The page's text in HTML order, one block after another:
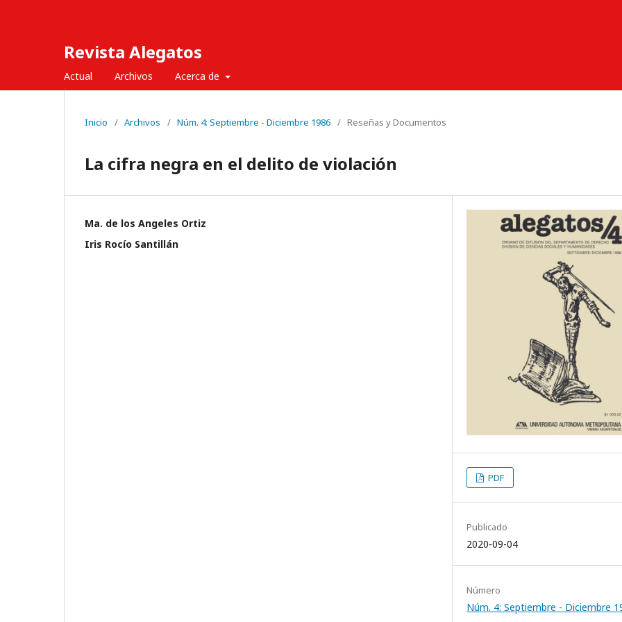
Revista Alegatos
Actual Archivos Acerca de
Inicio / Archivos / Núm. 4: Septiembre - Diciembre 1986 / Reseñas y Documentos
La cifra negra en el delito de violación
Ma. de los Angeles Ortiz
Iris Rocío Santillán
PDF
Publicado
2020-09-04
Número
Núm. 4: Septiembre - Diciembre